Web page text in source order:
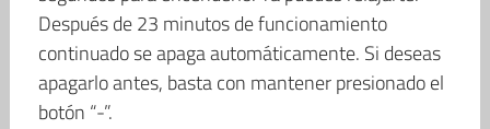
Después de 23 minutos de funcionamiento
continuado se apaga automáticamente. Si deseas
apagarlo antes, basta con mantener presionado el
botón “-”.